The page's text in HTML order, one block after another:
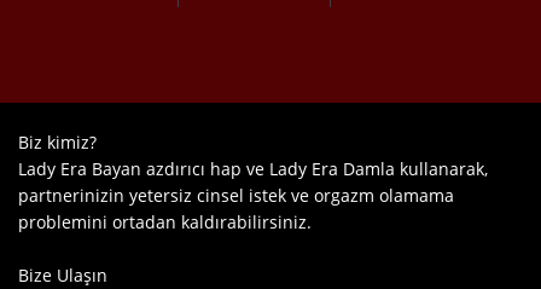
Biz kimiz?
Lady Era Bayan azdırıcı hap ve Lady Era Damla kullanarak,
partnerinizin yetersiz cinsel istek ve orgazm olamama
problemini ortadan kaldırabilirsiniz.
Bize Ulaşın